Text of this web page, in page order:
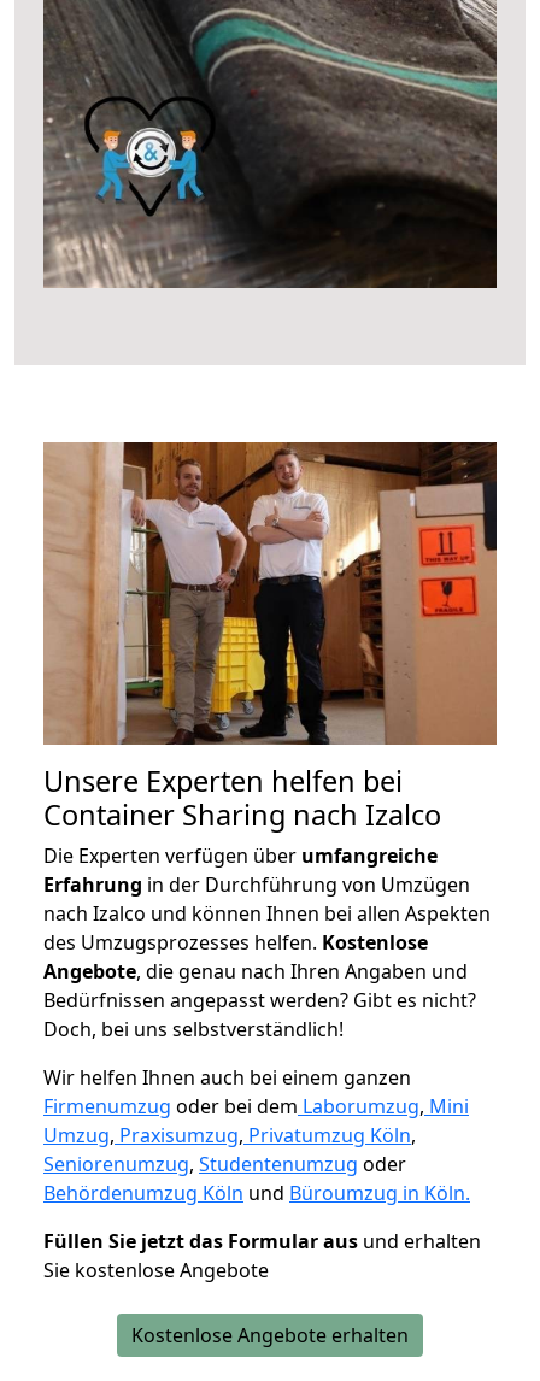
Unsere Experten helfen bei
Container Sharing nach Izalco
Die Experten verfügen über umfangreiche
Erfahrung in der Durchführung von Umzügen
nach Izalco und können Ihnen bei allen Aspekten
des Umzugsprozesses helfen. Kostenlose
Angebote, die genau nach Ihren Angaben und
Bedürfnissen angepasst werden? Gibt es nicht?
Doch, bei uns selbstverständlich!
Wir helfen Ihnen auch bei einem ganzen
Firmenumzug oder bei dem Laborumzug, Mini
Umzug, Praxisumzug, Privatumzug Köln,
Seniorenumzug, Studentenumzug oder
Behördenumzug Köln und Büroumzug in Köln.
Füllen Sie jetzt das Formular aus und erhalten
Sie kostenlose Angebote
Kostenlose Angebote erhalten